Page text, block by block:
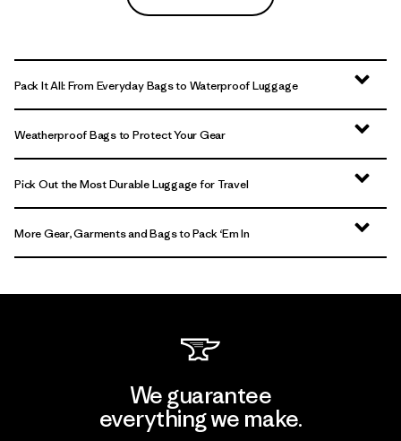
Pack It All: From Everyday Bags to Waterproof Luggage
Weatherproof Bags to Protect Your Gear
Pick Out the Most Durable Luggage for Travel
More Gear, Garments and Bags to Pack ‘Em In
We guarantee
everything we make.